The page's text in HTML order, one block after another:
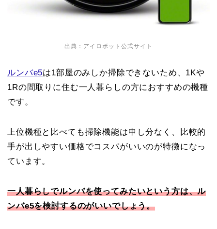
出典：アイロボット公式サイト
ルンバe5は1部屋のみしか掃除できないため、1Kや
1Rの間取りに住む一人暮らしの方におすすめの機種
です。
上位機種と比べても掃除機能は申し分なく、比較的
手が出しやすい価格でコスパがいいのが特徴になっ
ています。
一人暮らしでルンバを使ってみたいという方は、ル
ンバe5を検討するのがいいでしょう。